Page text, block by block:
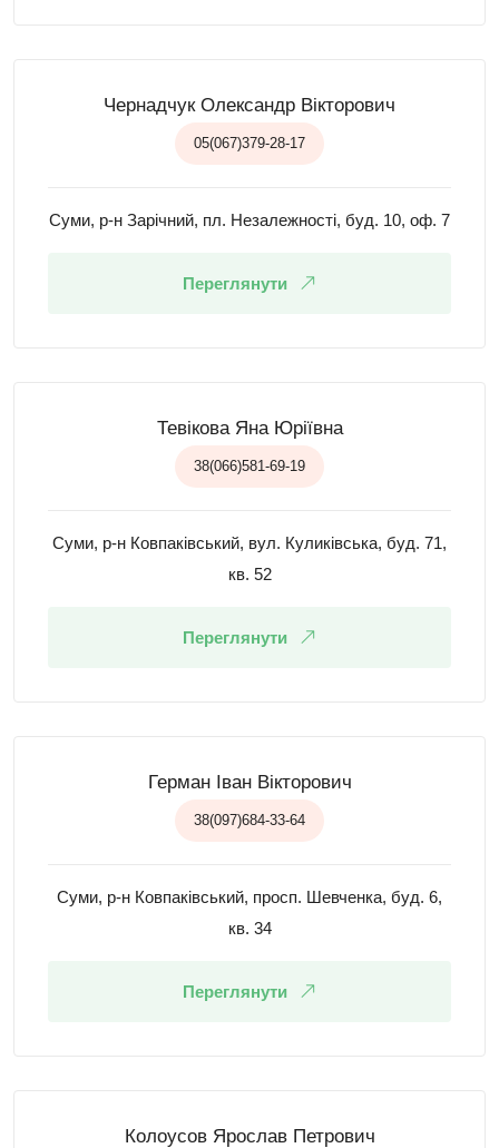
Чернадчук Олександр Вікторович
05(067)379-28-17
Суми, р-н Зарічний, пл. Незалежності, буд. 10, оф. 7
Переглянути
Тевікова Яна Юріївна
38(066)581-69-19
Суми, р-н Ковпаківський, вул. Куликівська, буд. 71,
кв. 52
Переглянути
Герман Іван Вікторович
38(097)684-33-64
Суми, р-н Ковпаківський, просп. Шевченка, буд. 6,
кв. 34
Переглянути
Колоусов Ярослав Петрович